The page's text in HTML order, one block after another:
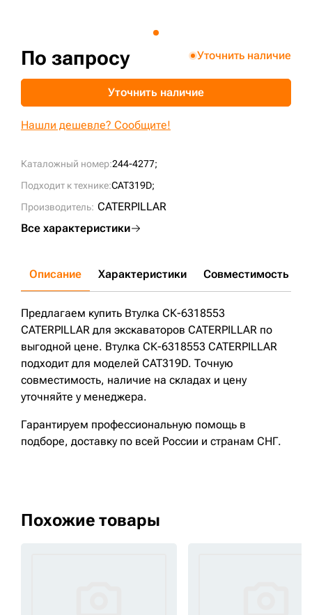
Каталожный номер:244-4277;
Подходит к технике:CAT319D;
Производитель: CATERPILLAR
Все характеристики
По запросу Уточнить наличие
Уточнить наличие
Нашли дешевле? Сообщите!
Описание Характеристики Совместимость
Предлагаем купить Втулка СК-6318553
CATERPILLAR для экскаваторов CATERPILLAR по
выгодной цене. Втулка СК-6318553 CATERPILLAR
подходит для моделей CAT319D. Точную
совместимость, наличие на складах и цену
уточняйте у менеджера.
Гарантируем профессиональную помощь в
подборе, доставку по всей России и странам СНГ.
Похожие товары